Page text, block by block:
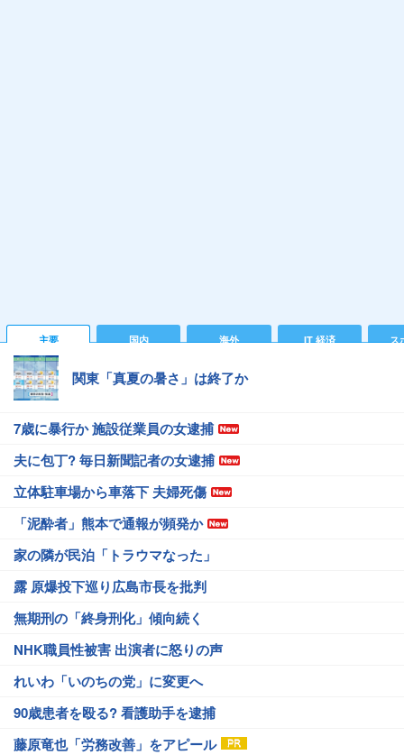
主要 国内 海外 IT 経済 ス
関東「真夏の暑さ」は終了か
7歳に暴行か 施設従業員の女逮捕
夫に包丁? 毎日新聞記者の女逮捕
立体駐車場から車落下 夫婦死傷
「泥酔者」熊本で通報が頻発か
家の隣が民泊「トラウマなった」
露 原爆投下巡り広島市長を批判
無期刑の「終身刑化」傾向続く
NHK職員性被害 出演者に怒りの声
れいわ「いのちの党」に変更へ
90歳患者を殴る? 看護助手を逮捕
藤原竜也「労務改善」をアピール